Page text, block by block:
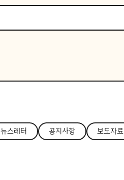
뉴스레터 공지사항 보도자료